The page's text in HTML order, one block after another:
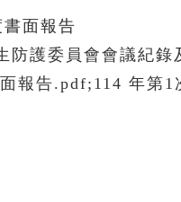
面報告
防護委員會會議紀錄
報告.pdf;114 年第1